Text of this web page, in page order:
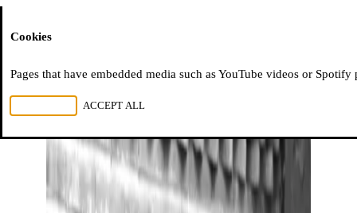
Cookies
Pages that have embedded media such as YouTube videos or
ACCEPT ALL